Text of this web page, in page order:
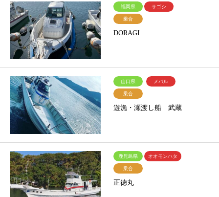
福岡県 サゴシ
乗合
DORAGI
山口県 メバル
乗合
遊漁・瀬渡し船 武蔵
鹿児島県 オオモンハタ
乗合
正徳丸